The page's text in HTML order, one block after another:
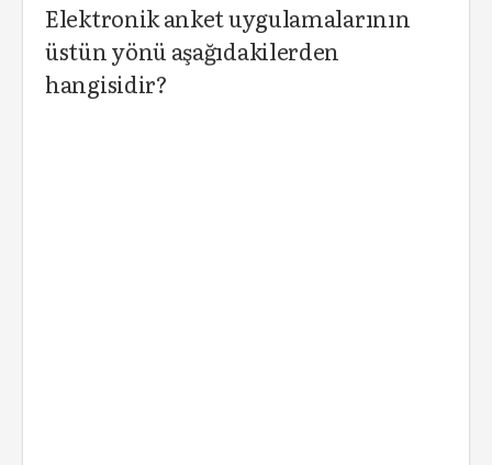
Elektronik anket uygulamalarının
üstün yönü aşağıdakilerden
hangisidir?